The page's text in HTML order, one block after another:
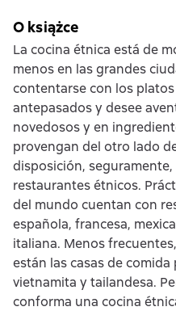
O książce
La cocina étnica está de
menos en las grandes
contentarse con los
antepasados y desee
novedosos y en
provengan del otro lado
disposición,
restaurantes étnicos.
del mundo cuentan con
española, francesa,
italiana. Menos
están las casas de
vietnamita y tailandesa.
conforma una cocina